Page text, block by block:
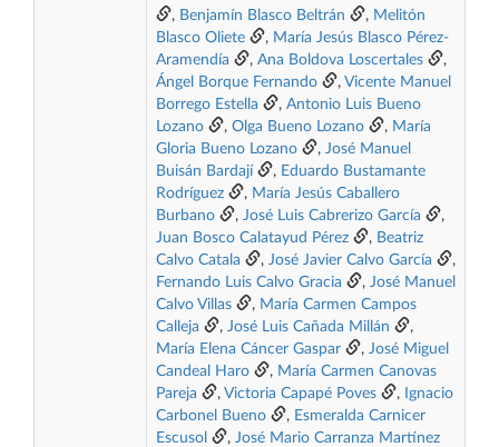
, Benjamín Blasco Beltrán , Melitón
Blasco Oliete
, María Jesús Blasco Pérez-
Aramendía
, Ana Boldova Loscertales
,
Ángel Borque Fernando
, Vicente Manuel
Borrego Estella
, Antonio Luis Bueno
Lozano
, Olga Bueno Lozano , María
Gloria Bueno Lozano
, José Manuel
Buisán Bardají
, Eduardo Bustamante
Rodríguez
, María Jesús Caballero
Burbano
, José Luis Cabrerizo García
,
Juan Bosco Calatayud Pérez
, Beatriz
Calvo Catala
, José Javier Calvo García
,
Fernando Luis Calvo Gracia
, José Manuel
Calvo Villas
, María Carmen Campos
Calleja
, José Luis Cañada Millán
,
María Elena Cáncer Gaspar
, José Miguel
Candeal Haro
, María Carmen Canovas
Pareja
, Victoria Capapé Poves , Ignacio
Carbonel Bueno
, Esmeralda Carnicer
Escusol
, José Mario Carranza Martínez